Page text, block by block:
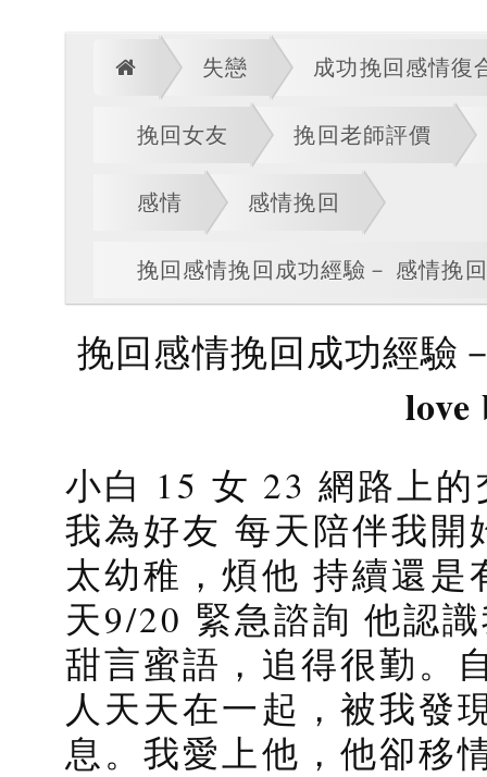
失戀 成功挽回感情復
挽回女友 挽回老師評價
感情 感情挽回
挽回感情挽回成功經驗－ 感情挽
挽回感情挽回成功經驗
love
小白 15 女 23 網路上
我為好友 每天陪伴我
太幼稚，煩他 持續還
天9/20 緊急諮詢 他認
甜言蜜語，追得很勤。
人天天在一起，被我發
息。我愛上他，他卻移